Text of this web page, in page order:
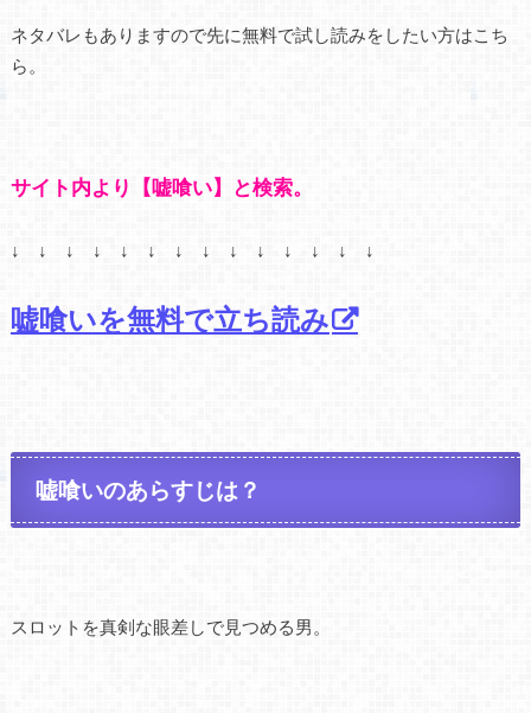
ネタバレもありますので先に無料で試し読みをしたい方はこち
ら。
サイト内より【嘘喰い】と検索。
↓ ↓ ↓ ↓ ↓ ↓ ↓ ↓ ↓ ↓ ↓ ↓ ↓ ↓
嘘喰いを無料で立ち読み
嘘喰いのあらすじは？
スロットを真剣な眼差しで見つめる男。